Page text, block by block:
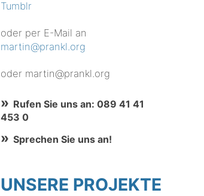
Tumblr
oder per E-Mail an
martin@prankl.org
oder martin@prankl.org
Rufen Sie uns an: 089 41 41
453 0
Sprechen Sie uns an!
UNSERE PROJEKTE